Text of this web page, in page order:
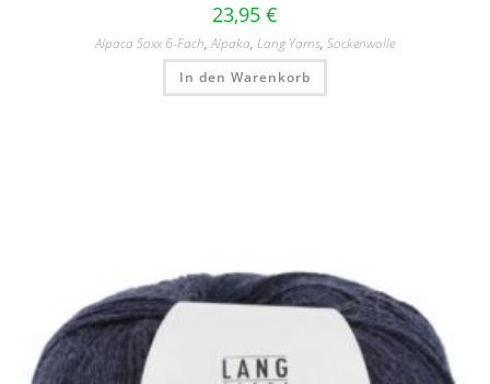
23,95 €
Alpaca Soxx 6-Fach,Alpaka, Lang Yarns, Sockenwolle
In den Warenkorb